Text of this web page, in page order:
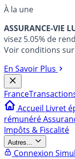
À la une
ASSURANCE-VIE
visez 5.05% de
Voir conditions
En Savoir Plus
France
Accueil Livret
rémunéré
Impôts & Fiscalité
Autres...
Connexion